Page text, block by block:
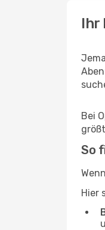
Ihr
Bei
So
Hier